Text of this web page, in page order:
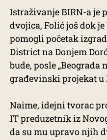
Istraživanje BIRN-a je
dvojica, Folić još dok
pomogli početak
District na Donjem
bude, posle „Beograda
građevinski projekat u
Naime, idejni tvorac
IT preduzetnik iz
da su mu upravo njih